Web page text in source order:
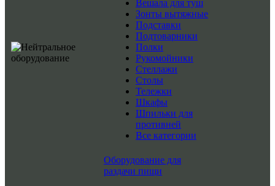
Вешала для туш
Зонты вытяжные
Подставки
Подтоварники
Полки
Рукомойники
Стеллажи
Столы
Тележки
Шкафы
Шпильки для
противней
Все категории
Оборудование для
раздачи пищи